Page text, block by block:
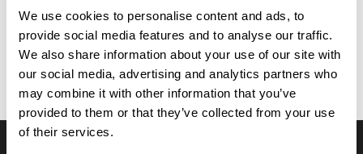
We use cookies to personalise content and ads, to
provide social media features and to analyse our traffic.
We also share information about your use of our site with
our social media, advertising and analytics partners who
may combine it with other information that you’ve
provided to them or that they’ve collected from your use
of their services.
Majitel fakturuje vlastní firmě. Kdy jde o
podnikání a kdy už hrozí doměření
28/07/2026